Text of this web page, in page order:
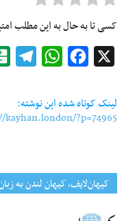
کسی تا به حال به این مطلب
Facebook
WhatsApp
لینک کوتاه شده این نوشته:
?p=74965
کیهان‌لایف، کیهان لندن به